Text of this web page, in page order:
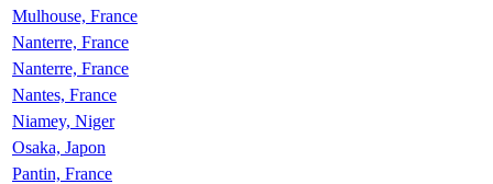
Mulhouse, France
Nanterre, France
Nanterre, France
Nantes, France
Niamey, Niger
Osaka, Japon
Pantin, France